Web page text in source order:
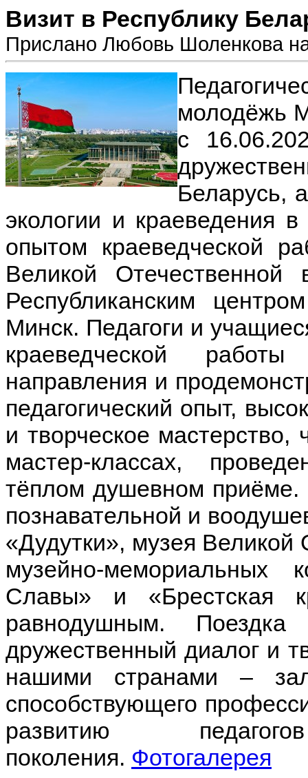
Визит в Республику
Прислано Любовь Шоленкова
молодёжь
с
Беларусь,
экологии и краеведения
опытом краеведческой
Великой
Республиканским
Минск. Педагоги и
краеведческой
направления и
педагогический опыт,
и творческое мастерство,
мастер-классах,
тёплом душевном приёме.
познавательной и
«Дудутки», музея
музейно-мемориальных
Славы» и «Брестская
равнодушным.
дружественный диалог и
нашими странами –
способствующего
развитию
поколения. Фотогалерея